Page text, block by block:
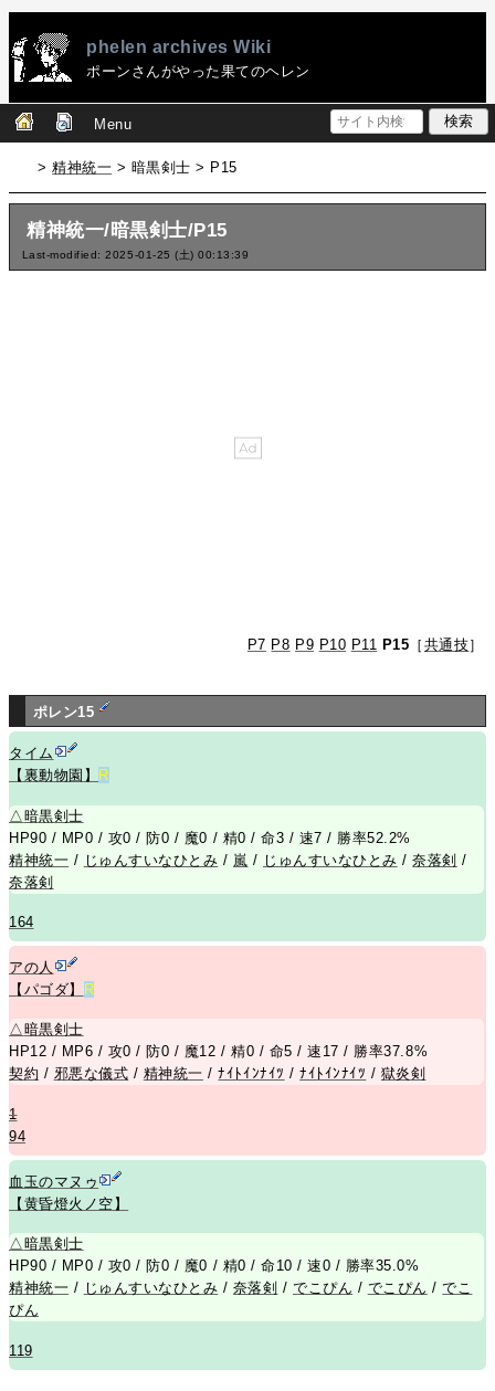
phelen archives Wiki
ポーンさんがやった果てのヘレン
Menu
>精神統一 > 暗黒剣士 > P15
精神統一/暗黒剣士/P15
Last-modified: 2025-01-25 (土) 00:13:39
P7 P8 P9 P10 P11 P15 ［ 共通技］
ポレン15
タイム
【裏動物園】
R
△ 暗黒剣士
HP90 / MP0 / 攻0 / 防0 / 魔0 / 精0 / 命3 / 速7 / 勝率52.2%
精神統一 / じゅんすいなひとみ / 嵐 / じゅんすいなひとみ /奈落剣 /
奈落剣
164
アの人
【パゴダ】
R
△暗黒剣士
HP12 / MP6 / 攻0 / 防0 / 魔12 / 精0 / 命5 / 速17 / 勝率37.8%
契約 / 邪悪な儀式 / 精神統一 /ﾅｲﾄｲﾝﾅｲﾂ /ﾅｲﾄｲﾝﾅｲﾂ / 獄炎剣
1
94
血玉のマヌゥ
【黄昏燈火ノ空】
△暗黒剣士
HP90 / MP0 / 攻0 / 防0 / 魔0 / 精0 / 命10 / 速0 / 勝率35.0%
精神統一 / じゅんすいなひとみ / 奈落剣 /でこぴん / でこぴん /でこ
ぴん
119